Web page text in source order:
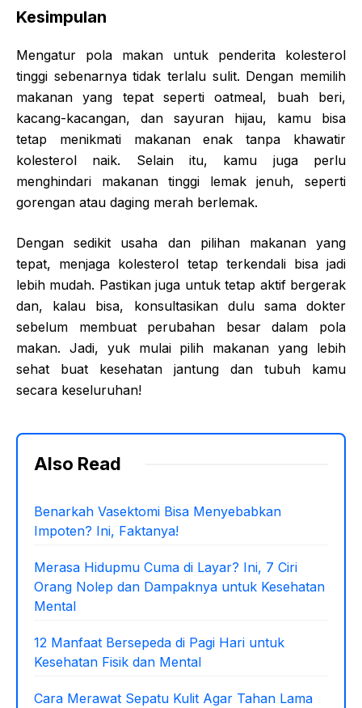
Kesimpulan
Mengatur pola makan untuk penderita kolesterol
tinggi sebenarnya tidak terlalu sulit. Dengan memilih
makanan yang tepat seperti oatmeal, buah beri,
kacang-kacangan, dan sayuran hijau, kamu bisa
tetap menikmati makanan enak tanpa khawatir
kolesterol naik. Selain itu, kamu juga perlu
menghindari makanan tinggi lemak jenuh, seperti
gorengan atau daging merah berlemak.
Dengan sedikit usaha dan pilihan makanan yang
tepat, menjaga kolesterol tetap terkendali bisa jadi
lebih mudah. Pastikan juga untuk tetap aktif bergerak
dan, kalau bisa, konsultasikan dulu sama dokter
sebelum membuat perubahan besar dalam pola
makan. Jadi, yuk mulai pilih makanan yang lebih
sehat buat kesehatan jantung dan tubuh kamu
secara keseluruhan!
Also Read
Benarkah Vasektomi Bisa Menyebabkan
Impoten? Ini, Faktanya!
Merasa Hidupmu Cuma di Layar? Ini, 7 Ciri
Orang Nolep dan Dampaknya untuk Kesehatan
Mental
12 Manfaat Bersepeda di Pagi Hari untuk
Kesehatan Fisik dan Mental
Cara Merawat Sepatu Kulit Agar Tahan Lama